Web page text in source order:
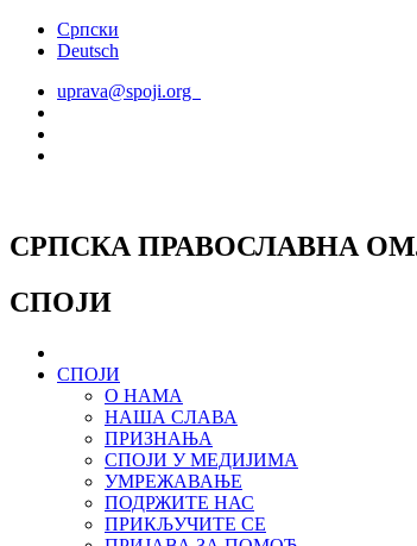
СкочитеСрпски
Deutsch
uprava@spoji.org
СРПСКА ПРАВОСЛАВНА
СПОЈИ
СПОЈИ
О НАМА
НАША СЛАВА
ПРИЗНАЊА
СПОЈИ У МЕДИЈИМА
УМРЕЖАВАЊЕ
ПОДРЖИТЕ НАС
ПРИКЉУЧИТЕ СЕ